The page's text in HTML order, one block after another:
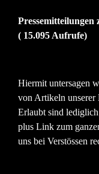
Pressemitteilungen
( 15.095 Aufrufe)
Hiermit untersagen
von Artikeln unserer
Erlaubt sind
plus Link zum
uns bei Verstössen